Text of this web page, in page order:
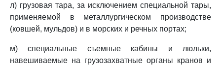
л) грузовая тара, за исключением специальной тары,
применяемой в металлургическом производстве
(ковшей, мульдов) и в морских и речных портах;
м) специальные съемные кабины и люльки,
навешиваемые на грузозахватные органы кранов и